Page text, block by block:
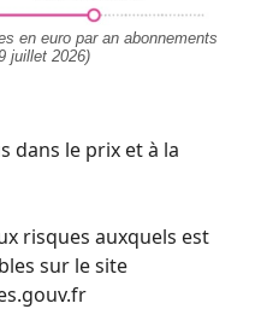
en euro par an abonnements
juillet 2026)
dans le prix et à la
risques auxquels est
sur le site